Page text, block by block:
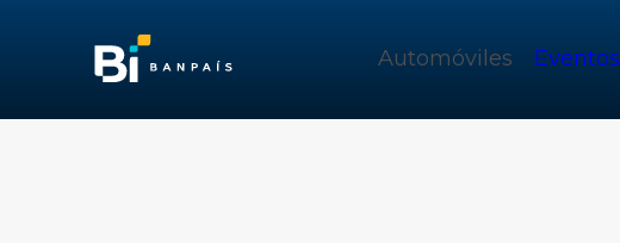
Automóviles Eventos